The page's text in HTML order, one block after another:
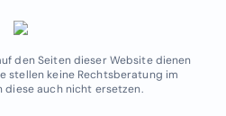
den Seiten dieser Website dienen
stellen keine Rechtsberatung im
diese auch nicht ersetzen.